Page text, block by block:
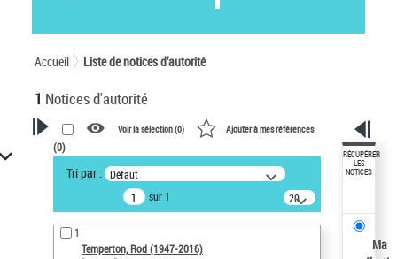
Accueil Liste de notices d’autorité
1 Notices d'autorité
VOTRE RECHERCHE
Recherche avancée dans les
notices d’autorité
Œuvres liées à l'auteur :
Temperton, Rod (1947-2016)
Voir la sélection (0) Ajouter à mes références
(0)
Tri par : Défaut
sur 1
20
résultats/page
1
Temperton, Rod (1947-2016)
RÉCUPÉRER
LES
NOTICES
Ma